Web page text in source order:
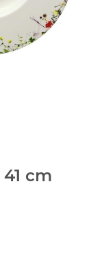
cm